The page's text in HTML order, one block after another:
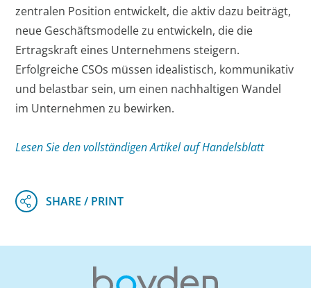
zentralen Position entwickelt, die aktiv dazu beiträgt,
neue Geschäftsmodelle zu entwickeln, die die
Ertragskraft eines Unternehmens steigern.
Erfolgreiche CSOs müssen idealistisch, kommunikativ
und belastbar sein, um einen nachhaltigen Wandel
im Unternehmen zu bewirken.
Lesen Sie den vollständigen Artikel auf Handelsblatt